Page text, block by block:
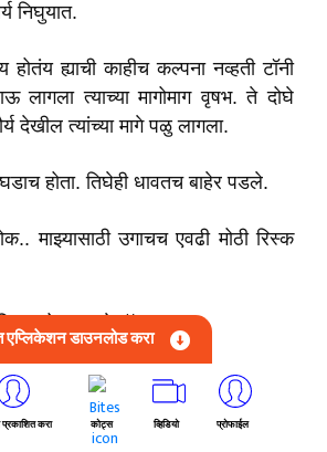
निघुयात.
ह्याची काहीच कल्पना नव्हती टॉनी
त्याच्या मागोमाग वृषभ. ते दोघे
देखील त्यांच्या मागे पळु लागला.
होता. तिघेही धावतच बाहेर पडले.
माझ्यासाठी उगाचच एवढी मोठी रिस्क
तो बनता हे बॉस.
तस पण हॉस्टेलच जेवण जेवुन बोर झालो तर
एप्लिकेशन डाउनलोड करा
प्रकाशित करा कोट्स व्हिडियो प्रोफाईल